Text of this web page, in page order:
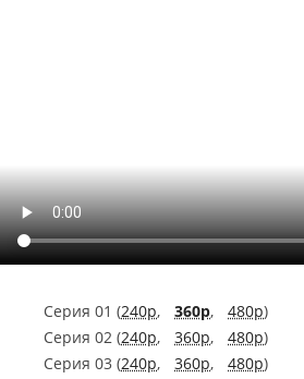
Серия 01 (240p, 360p, 480p)
Серия 02 (240p, 360p, 480p)
Серия 03 (240p, 360p, 480p)